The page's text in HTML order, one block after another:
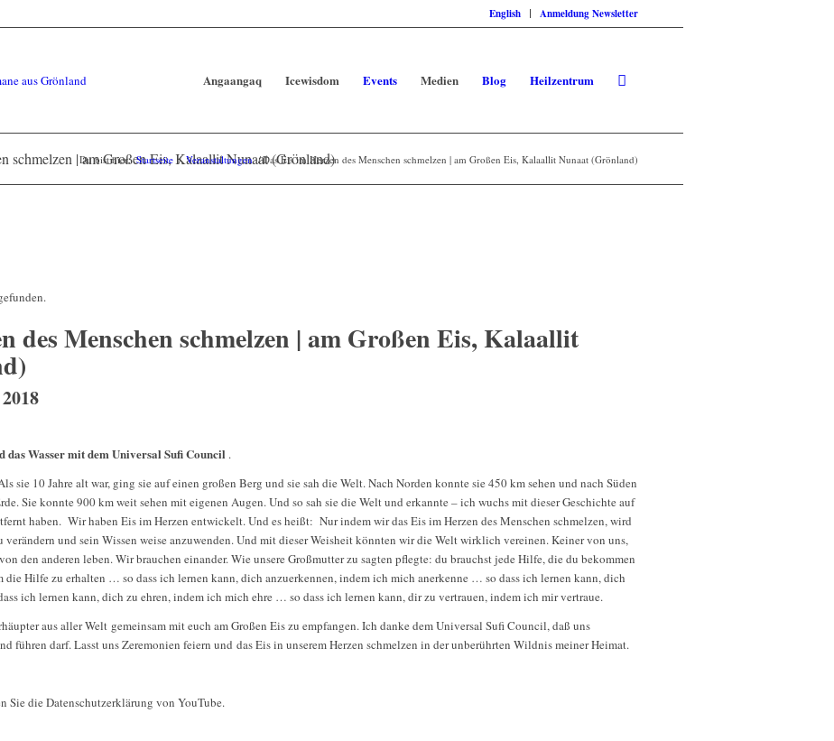
English Anmeldung Newsletter
Angaangaq Icewisdom Events Medien Blog Heilzentrum
schmelzen | am Großen Eis, Kalaallit Nunaat (Grönland)
Du bist hier: Startseite / Veranstaltungen /Das Eis im Herzen des Menschen schmelzen | am Großen Eis, Kalaallit Nunaat (Grönland)
des Menschen schmelzen | am Großen Eis, Kalaallit
Wasser mit dem Universal Sufi Council .
sie 10 Jahre alt war, ging sie auf einen großen Berg und sie sah die Welt. Nach Norden konnte sie 450 km sehen und nach Süden
Sie konnte 900 km weit sehen mit eigenen Augen. Und so sah sie die Welt und erkannte – ich wuchs mit dieser Geschichte auf
haben. Wir haben Eis im Herzen entwickelt. Und es heißt: Nur indem wir das Eis im Herzen des Menschen schmelzen, wird
verändern und sein Wissen weise anzuwenden. Und mit dieser Weisheit könnten wir die Welt wirklich vereinen. Keiner von uns,
den anderen leben. Wir brauchen einander. Wie unsere Großmutter zu sagten pflegte: du brauchst jede Hilfe, die du bekommen
die Hilfe zu erhalten … so dass ich lernen kann, dich anzuerkennen, indem ich mich anerkenne … so dass ich lernen kann, dich
ich lernen kann, dich zu ehren, indem ich mich ehre … so dass ich lernen kann, dir zu vertrauen, indem ich mir vertraue.
aus aller Welt gemeinsam mit euch am Großen Eis zu empfangen. Ich danke dem Universal Sufi Council, daß uns
führen darf. Lasst uns Zeremonien feiern und das Eis in unserem Herzen schmelzen in der unberührten Wildnis meiner Heimat.
Sie die Datenschutzerklärung von YouTube.